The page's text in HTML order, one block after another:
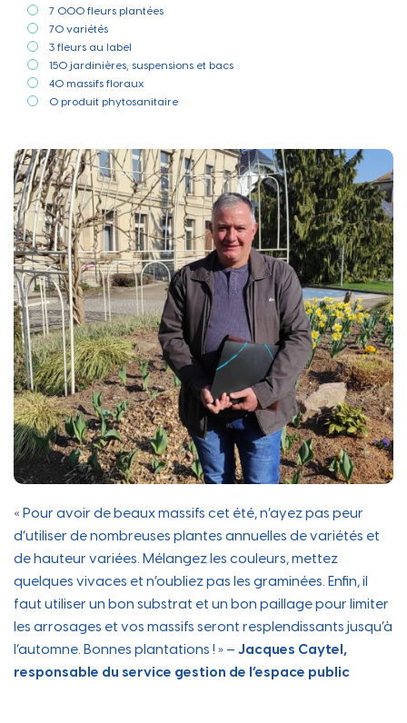
7 000 fleurs plantées
70 variétés
3 fleurs au label
150 jardinières, suspensions et bacs
40 massifs floraux
0 produit phytosanitaire
« Pour avoir de beaux massifs cet été, n’ayez pas peur
d’utiliser de nombreuses plantes annuelles de variétés et
de hauteur variées. Mélangez les couleurs, mettez
quelques vivaces et n’oubliez pas les graminées. Enfin, il
faut utiliser un bon substrat et un bon paillage pour limiter
les arrosages et vos massifs seront resplendissants jusqu’à
l’automne. Bonnes plantations ! » – Jacques Caytel,
responsable du service gestion de l’espace public